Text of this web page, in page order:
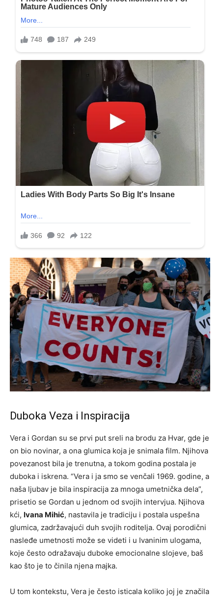
Duboka Veza i Inspiracija
Vera i Gordan su se prvi put sreli na brodu za Hvar, gde je
on bio novinar, a ona glumica koja je snimala film. Njihova
povezanost bila je trenutna, a tokom godina postala je
duboka i iskrena. “Vera i ja smo se venčali 1969. godine, a
naša ljubav je bila inspiracija za mnoga umetnička dela”,
prisetio se Gordan u jednom od svojih intervjua. Njihova
kći, Ivana Mihić, nastavila je tradiciju i postala uspešna
glumica, zadržavajući duh svojih roditelja. Ovaj porodični
nasleđe umetnosti može se videti i u Ivaninim ulogama,
koje često odražavaju duboke emocionalne slojeve, baš
kao što je to činila njena majka.
U tom kontekstu, Vera je često isticala koliko joj je značila